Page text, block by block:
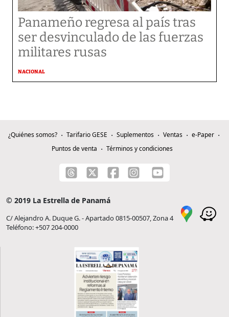
Panameño regresa al país tras
ser desvinculado de las fuerzas
militares rusas
NACIONAL
¿Quiénes somos? Tarifario GESE Suplementos Ventas
e-Paper
Puntos de venta
Términos y condiciones
© 2019 La Estrella de Panamá
C/ Alejandro A. Duque G. - Apartado 0815-00507, Zona 4
Teléfono: +507 204-0000